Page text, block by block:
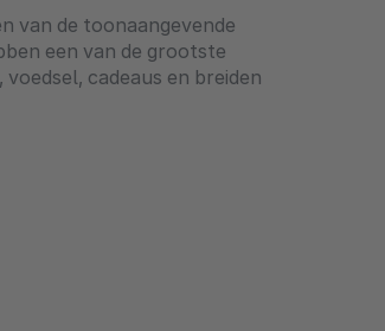
van de toonaangevende
een van de grootste
cadeaus en breiden